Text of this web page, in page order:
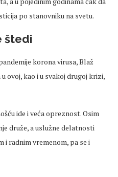
po stanovniku na svetu.
štedi
korona virusa, Blaž
ovoj, kao i u svakoj drugoj krizi,
ide i veća opreznost. Osim
druže, a uslužne delatnosti
i radnim vremenom, pa se i